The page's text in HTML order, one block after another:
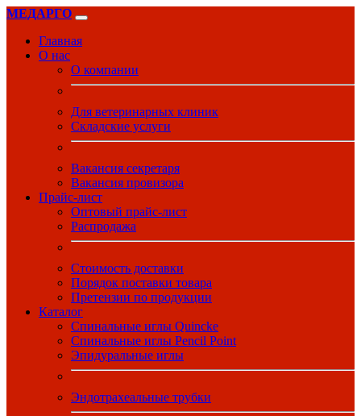
МЕДАРГО
Главная
О нас
О компании
Для ветеринарных клиник
Складские услуги
Вакансия секретаря
Вакансия провизора
Прайс-лист
Оптовый прайс-лист
Распродажа
Стоимость доставки
Порядок поставки товара
Претензии по продукции
Каталог
Спинальные иглы Quincke
Спинальные иглы Pencil Point
Эпидуральные иглы
Эндотрахеальные трубки